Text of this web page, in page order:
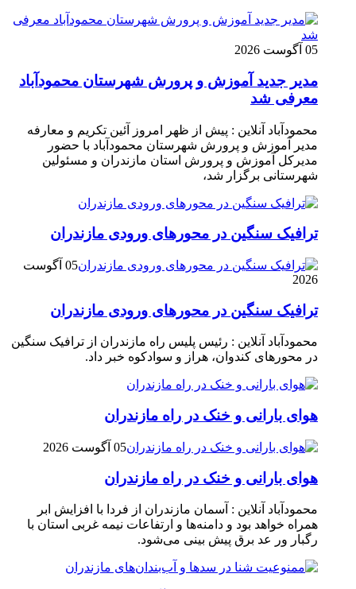
05 آگوست 2026
مدیر جدید آموزش و پرورش شهرستان محمودآباد
معرفی شد
محمودآباد آنلاین : پیش از ظهر امروز آئین تکریم و معارفه
مدیر آموزش و پرورش شهرستان محمودآباد با حضور
مدیرکل آموزش و پرورش استان مازندران و مسئولین
شهرستانی برگزار شد،
ترافیک سنگین در محور‌های ورودی مازندران
05 آگوست
2026
ترافیک سنگین در محور‌های ورودی مازندران
محمودآباد آنلاین : رئیس پلیس راه مازندران از ترافیک سنگین
در محور‌های کندوان، هراز و سوادکوه خبر داد.
هوای بارانی و خنک در راه مازندران
05 آگوست 2026
هوای بارانی و خنک در راه مازندران
محمودآباد آنلاین : آسمان مازندران از فردا با افزایش ابر
همراه خواهد بود و دامنه‌ها و ارتفاعات نیمه غربی استان با
رگبار ور عد برق پیش بینی می‌شود.